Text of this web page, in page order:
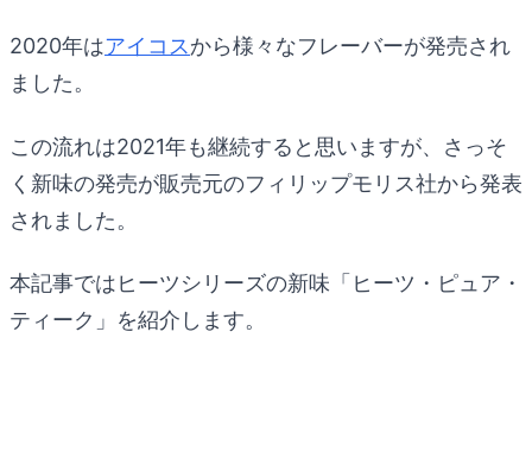
2020年はアイコスから様々なフレーバーが発売され
ました。
この流れは2021年も継続すると思いますが、さっそ
く新味の発売が販売元のフィリップモリス社から発表
されました。
本記事ではヒーツシリーズの新味「ヒーツ・ピュア・
ティーク」を紹介します。